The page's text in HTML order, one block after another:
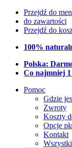
Przejdź do
do zawartości
Przejdź do
100%
Polska:
Co najmniej
Pomoc
Gdzie
Zwroty
Koszty
Opcje
Kontakt